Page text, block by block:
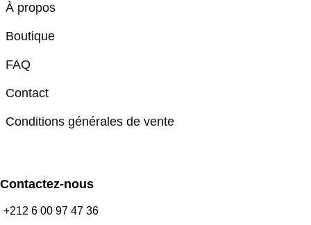
À propos
Boutique
FAQ
Contact
Conditions générales de vente
Contactez-nous
+212 6 00 97 47 36